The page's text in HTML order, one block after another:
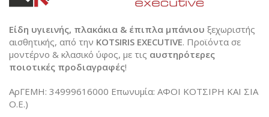
Είδη υγιεινής, πλακάκια & έπιπλα μπάνιου ξεχωριστής
αισθητικής, από την KOTSIRIS EXECUTIVE. Προϊόντα σε
μοντέρνο & κλασικό ύφος, με τις αυστηρότερες
ποιοτικές προδιαγραφές!
ΑρΓΕΜΗ: 34999616000 Επωνυμία: ΑΦΟΙ ΚΟΤΣΙΡΗ ΚΑΙ ΣΙΑ
Ο.Ε.)